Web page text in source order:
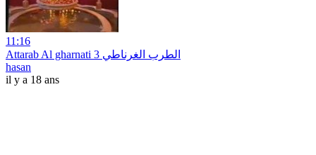
11:16
Attarab Al gharnati 3 الطرب الغرناطي
hasan
il y a 18 ans